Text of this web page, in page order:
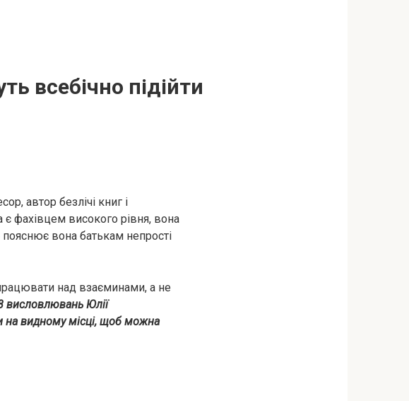
всебічно підійти
автор безлічі книг і
є фахівцем високого рівня, вона
вона батькам непрості
над взаєминами, а не
Юлії
на видному місці, щоб можна